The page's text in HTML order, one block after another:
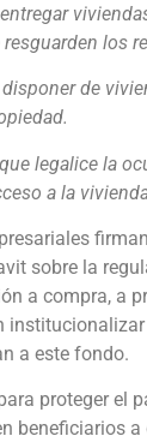
los
de
legalice la
a la
sobre la
a compra, a
a este fondo.
proteger el
beneficiarios